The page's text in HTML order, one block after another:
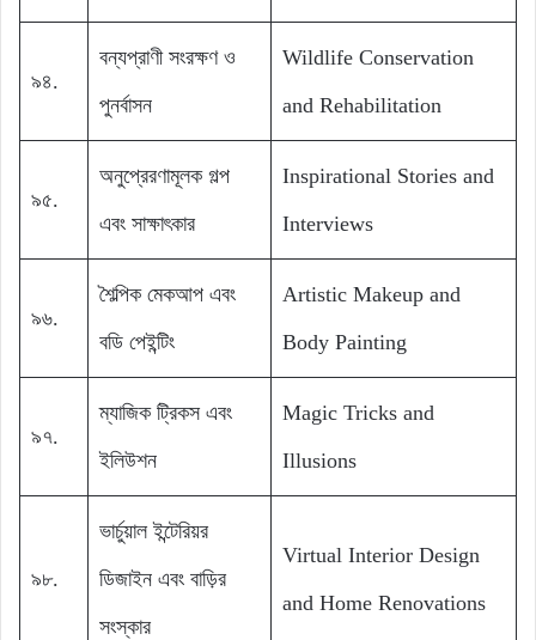
৯৪.
বন্যপ্রাণী সংরক্ষণ ও
পুনর্বাসন
Wildlife Conservation
and Rehabilitation
৯৫.
অনুপ্রেরণামূলক গল্প
এবং সাক্ষাৎকার
Inspirational Stories and
Interviews
৯৬.
শৈল্পিক মেকআপ এবং
বডি পেইন্টিং
Artistic Makeup and
Body Painting
৯৭.
ম্যাজিক ট্রিকস এবং
ইলিউশন
Magic Tricks and
Illusions
৯৮.
ভার্চুয়াল ইন্টেরিয়র
ডিজাইন এবং বাড়ির
সংস্কার
Virtual Interior Design
and Home Renovations